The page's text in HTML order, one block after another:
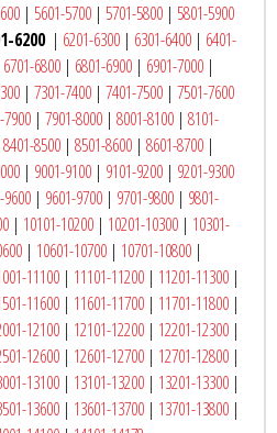
| 5601-5700 | 5701-5800 | 5801-5900
6200 | 6201-6300 | 6301-6400 | 6401-
6701-6800 | 6801-6900 | 6901-7000 |
| 7301-7400 | 7401-7500 | 7501-7600
| 7901-8000 | 8001-8100 | 8101-
8401-8500 | 8501-8600 | 8601-8700 |
| 9001-9100 | 9101-9200 | 9201-9300
9600 | 9601-9700 | 9701-9800 | 9801-
| 10101-10200 | 10201-10300 | 10301-
| 10601-10700 | 10701-10800 |
11100 | 11101-11200 | 11201-11300 |
11600 | 11601-11700 | 11701-11800 |
12100 | 12101-12200 | 12201-12300 |
12600 | 12601-12700 | 12701-12800 |
13100 | 13101-13200 | 13201-13300 |
13600 | 13601-13700 | 13701-13800 |